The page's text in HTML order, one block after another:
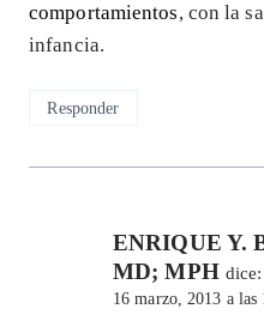
comportamientos, con la
infancia.
Responder
ENRIQUE Y.
MD; MPH dice:
16 marzo, 2013 a las